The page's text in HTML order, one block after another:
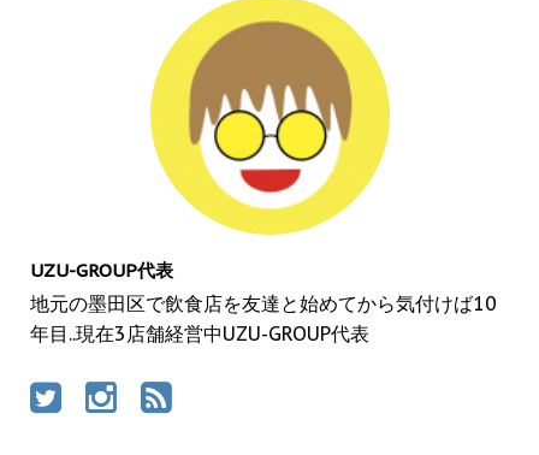
UZU-GROUP代表
地元の墨田区で飲食店を友達と始めてから気付けば10
年目..現在3店舗経営中UZU-GROUP代表